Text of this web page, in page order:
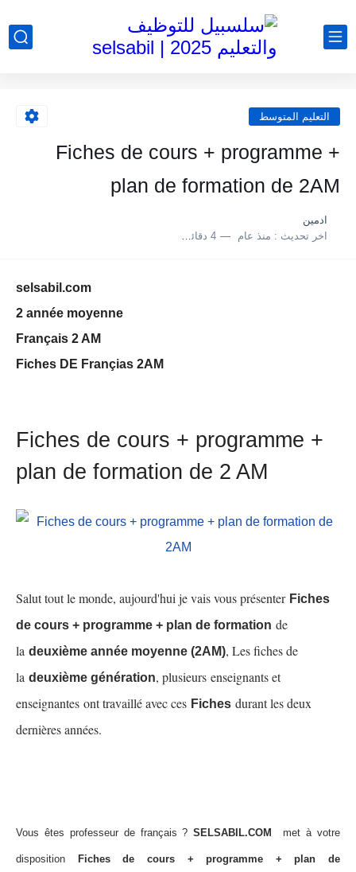
التعليم المتوسط
Fiches de cours + programme +
plan de formation de 2AM
ادمين
اخر تحديث : منذ عام 4 دقائق للقراءة
selsabil.com
2 année moyenne
Français 2 AM
Fiches DE Françias 2AM
Fiches de cours + programme +
plan de formation de 2 AM
Salut tout le monde, aujourd'hui je vais vous présenter Fiches
de cours + programme + plan de formation de
la deuxième année moyenne (2AM), Les fiches de
la deuxième génération, plusieurs enseignants et
enseignantes ont travaillé avec ces Fiches durant les deux
dernières années.
Vous êtes professeur de français ?SELSABIL.COM met à votre
disposition Fiches de cours + programme + plan de